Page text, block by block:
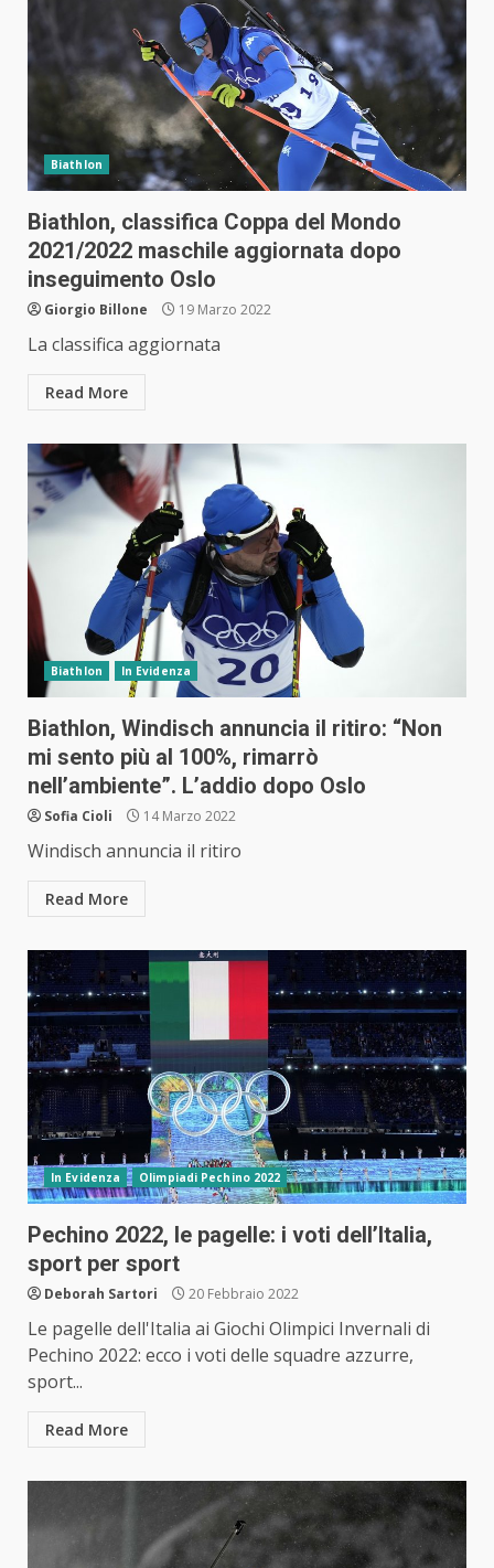
Biathlon
Biathlon, classifica Coppa del Mondo
2021/2022 maschile aggiornata dopo
inseguimento Oslo
Giorgio Billone 19 Marzo 2022
La classifica aggiornata
Read More
Biathlon In Evidenza
Biathlon, Windisch annuncia il ritiro: “Non
mi sento più al 100%, rimarrò
nell’ambiente”. L’addio dopo Oslo
Sofia Cioli 14 Marzo 2022
Windisch annuncia il ritiro
Read More
In Evidenza Olimpiadi Pechino 2022
Pechino 2022, le pagelle: i voti dell’Italia,
sport per sport
Deborah Sartori 20 Febbraio 2022
Le pagelle dell'Italia ai Giochi Olimpici Invernali di
Pechino 2022: ecco i voti delle squadre azzurre,
sport...
Read More